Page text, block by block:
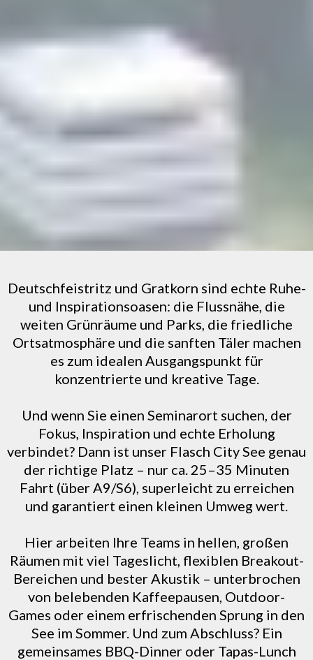
Deutschfeistritz und Gratkorn sind echte Ruhe-
und Inspirationsoasen: die Flussnähe, die
weiten Grünräume und Parks, die friedliche
Ortsatmosphäre und die sanften Täler machen
es zum idealen Ausgangspunkt für
konzentrierte und kreative Tage.
Und wenn Sie einen Seminarort suchen, der
Fokus, Inspiration und echte Erholung
verbindet? Dann ist unser Flasch City See genau
der richtige Platz – nur ca. 25–35 Minuten
Fahrt (über A9/S6), superleicht zu erreichen
und garantiert einen kleinen Umweg wert.
Hier arbeiten Ihre Teams in hellen, großen
Räumen mit viel Tageslicht, flexiblen Breakout-
Bereichen und bester Akustik – unterbrochen
von belebenden Kaffeepausen, Outdoor-
Games oder einem erfrischenden Sprung in den
See im Sommer. Und zum Abschluss? Ein
gemeinsames BBQ-Dinner oder Tapas-Lunch